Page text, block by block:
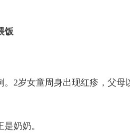
饭
2岁女童周身出现红疹，父
奶奶。